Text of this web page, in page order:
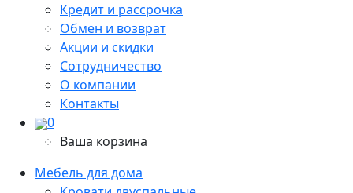
Кредит и рассрочка
Обмен и возврат
Акции и скидки
Сотрудничество
О компании
Контакты
0
Ваша корзина
Мебель для дома